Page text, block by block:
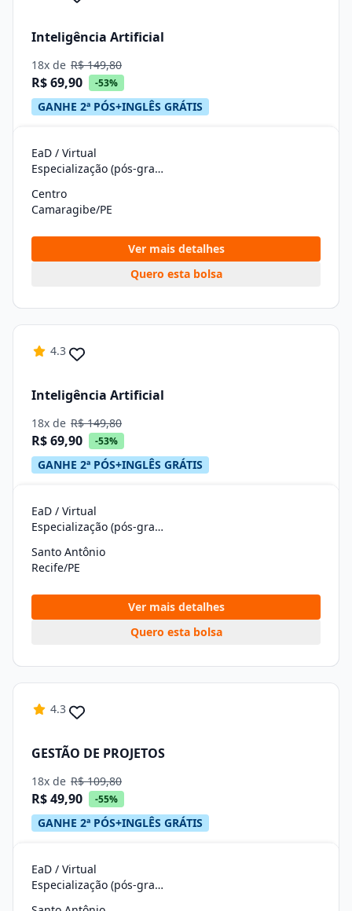
Inteligência Artificial
18x de R$ 149,80
R$ 69,90 -53%
GANHE 2ª PÓS+INGLÊS GRÁTIS
EaD / Virtual
Especialização (pós-graduação)
Centro
Camaragibe/PE
Ver mais detalhes
Quero esta bolsa
4.3
Inteligência Artificial
18x de R$ 149,80
R$ 69,90 -53%
GANHE 2ª PÓS+INGLÊS GRÁTIS
EaD / Virtual
Especialização (pós-graduação)
Santo Antônio
Recife/PE
Ver mais detalhes
Quero esta bolsa
4.3
GESTÃO DE PROJETOS
18x de R$ 109,80
R$ 49,90 -55%
GANHE 2ª PÓS+INGLÊS GRÁTIS
EaD / Virtual
Especialização (pós-graduação)